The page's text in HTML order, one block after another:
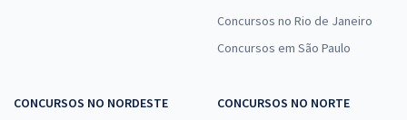
Concursos no Rio de Janeiro
Concursos em São Paulo
CONCURSOS NO NORDESTE
CONCURSOS NO NORTE